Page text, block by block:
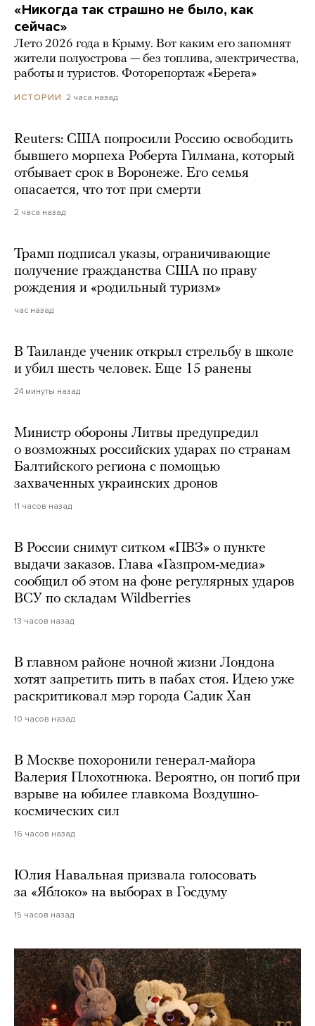
«Никогда так страшно не было, как
сейчас»
Лето 2026 года в Крыму. Вот каким его запомнят
жители полуострова — без топлива, электричества,
работы и туристов. Фоторепортаж «Берега»
ИСТОРИИ 2 часа назад
Reuters: США попросили Россию освободить
бывшего морпеха Роберта Гилмана, который
отбывает срок в Воронеже. Его семья
опасается, что тот при смерти
2 часа назад
Трамп подписал указы, ограничивающие
получение гражданства США по праву
рождения и «родильный туризм»
час назад
В Таиланде ученик открыл стрельбу в школе
и убил шесть человек. Еще 15 ранены
24 минуты назад
Министр обороны Литвы предупредил
о возможных российских ударах по странам
Балтийского региона с помощью
захваченных украинских дронов
11 часов назад
В России снимут ситком «ПВЗ» о пункте
выдачи заказов. Глава «Газпром-медиа»
сообщил об этом на фоне регулярных ударов
ВСУ по складам Wildberries
13 часов назад
В главном районе ночной жизни Лондона
хотят запретить пить в пабах стоя. Идею уже
раскритиковал мэр города Садик Хан
10 часов назад
В Москве похоронили генерал-майора
Валерия Плохотнюка. Вероятно, он погиб при
взрыве на юбилее главкома Воздушно-
космических сил
16 часов назад
Юлия Навальная призвала голосовать
за «Яблоко» на выборах в Госдуму
15 часов назад